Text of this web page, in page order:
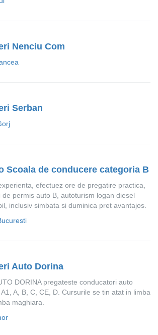
Nenciu Com
Serban
Scoala de conducere categoria B
efectuez ore de pregatire practica,
permis auto B, autoturism logan diesel
inclusiv simbata si duminica pret avantajos.
Auto Dorina
DORINA pregateste conducatori auto
A, B, C, CE, D. Cursurile se tin atat in limba
maghiara.